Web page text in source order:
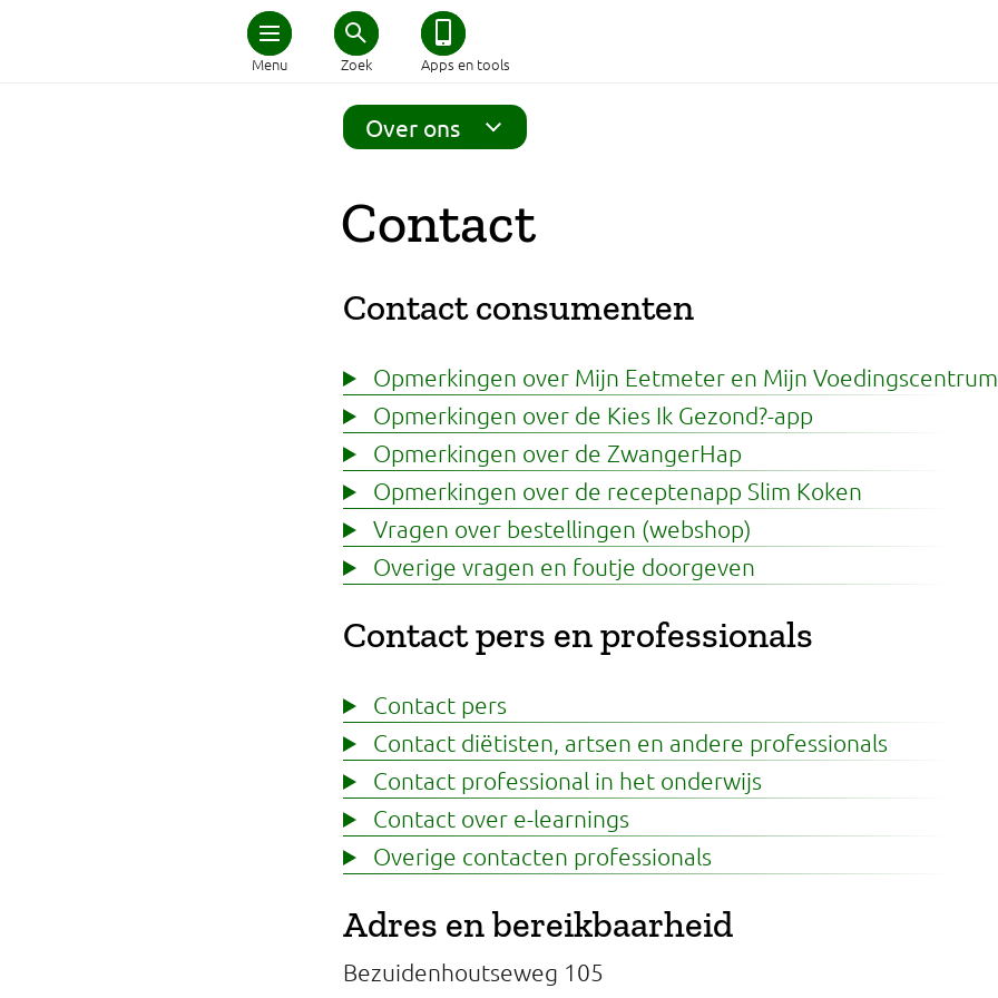
Menu Zoek Apps en tools
Home
Schijf van Vijf
Afvallen
Zwanger en kind
Duurzaam eten
Veilig eten
Professionals
Onderwijs
Eetomgevingen
Over ons
Contact
Contact consumenten
Opmerkingen over Mijn Eetmeter en Mijn Voedingscentrum
Opmerkingen over de Kies Ik Gezond?-app
Opmerkingen over de ZwangerHap
Opmerkingen over de receptenapp Slim Koken
Vragen over bestellingen (webshop)
Overige vragen en foutje doorgeven
Contact pers en professionals
Contact pers
Contact diëtisten, artsen en andere professionals
Contact professional in het onderwijs
Contact over e-learnings
Overige contacten professionals
Adres en bereikbaarheid
Bezuidenhoutseweg 105